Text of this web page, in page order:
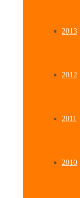
2013
2012
2011
2010